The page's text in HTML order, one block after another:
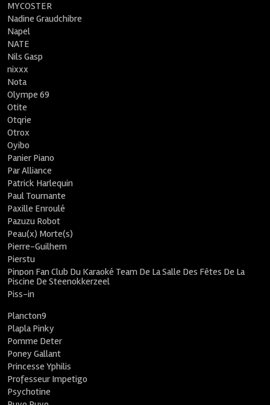
MYCOSTER
Nadine Graudchibre
Napel
NATE
Nils Gasp
nixxx
Nota
Olympe 69
Otite
Otqrie
Otrox
Oyibo
Panier Piano
Par Alliance
Patrick Harlequin
Paul Tournante
Paxille Enroulé
Pazuzu Robot
Peau(x) Morte(s)
Pierre-Guilhem
Pierstu
Pinpon Fan Club Du Karaoké Team De La Salle Des Fêtes De La
Piscine De Steenokkerzeel
Piss-in
Plancton9
Plapla Pinky
Pomme Deter
Poney Gallant
Princesse Yphilis
Professeur Impetigo
Psychotine